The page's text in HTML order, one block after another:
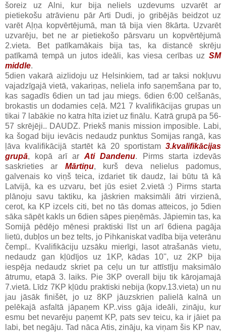
šoreiz uz Alni, kur bija neliels uzdevums uzvarēt ar
pietiekošu atrāvienu pār Arti Dudi, jo gribējās beidzot uz
varēt Aļņa kopvērtējumā, man tā bija vien 8kārta. Uzvarēt
uzvarēju, bet ne ar pietiekošo pārsvaru un kopvērtējumā
2.vieta. Bet patīkamākais bija tas, ka distancē skrēju
patīkamā tempā un jutos ideāli, kas viesa cerības uz SM
middle.
5dien vakarā aizlidoju uz Helsinkiem, tad ar taksi nokļuvu
vajadzīgajā vietā, vakariņas, neliela info saņemšana par to,
kas sagadīs 6dien un tad jau miegs. 6dien 6:00 celšanās,
brokastis un dodamies ceļā. M21 7 kvalifikācijas grupas un
tikai 7 labākie no katra hīta iziet uz finālu. Katrā grupā pa 56-
57 skrējēji.. DAUDZ. Priekš manis mission imposible. Labi,
ka šogad biju ievācis nedaudz punktus Somijas rangā, kas
ļāva kvalifikācijā startēt kā 20 sportistam 3.kvalifikācijas
grupā, kopā arī ar Ati Dandenu. Pirms starta izdevās
saskrieties ar Mārtiņu, kurš deva nelielus padomus,
galvenais ko viņš teica, izdariet tik daudz, lai būtu tā kā
Latvijā, ka es uzvaru, bet jūs esiet 2.vietā :) Pirms starta
plānoju savu taktiku, ka jāskrien maksimāli ātri virzienā,
cerot, ka KP izcels citi, bet no tās domas atteicos, jo 5dien
sāka sāpēt kakls un 6dien sāpes pieņēmās. Jāpiemin tas, ka
Somijā pēdējo mēnesi praktiski līst un arī 6diena pagāja
lietū, dubļos un bez telts, jo Pihkaniskat vadība bija veterānu
čempī.. Kvalifikāciju uzsāku mierīgi, lasot atrašanās vietu,
nedaudz gan kļūdījos uz 1KP, kādas 10'', uz 2KP bija
iespēja nedaudz skriet pa ceļu un tur attīstīju maksimālo
ātrumu, etapā 3. laiks. Pie 3KP overall biju tik kārojamajā
7.vietā. Līdz 7KP kļūdu praktiski nebija (kopv.13.vieta) un nu
jau jāsāk finišēt, jo uz 8KP jāuzskrien palielā kalnā un
pelēkajā asfaltā jāpaņem KP..viss gāja ideāli, zināju, kur
esmu bet nevarēju paņemt KP, pats sev teicu, ka ir jāiet pa
labi, bet negāju. Tad nāca Atis, zināju, ka viņam šis KP nav,